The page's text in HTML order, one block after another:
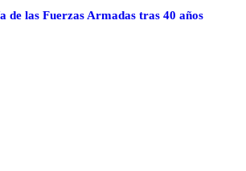
de las Fuerzas Armadas tras 40 años